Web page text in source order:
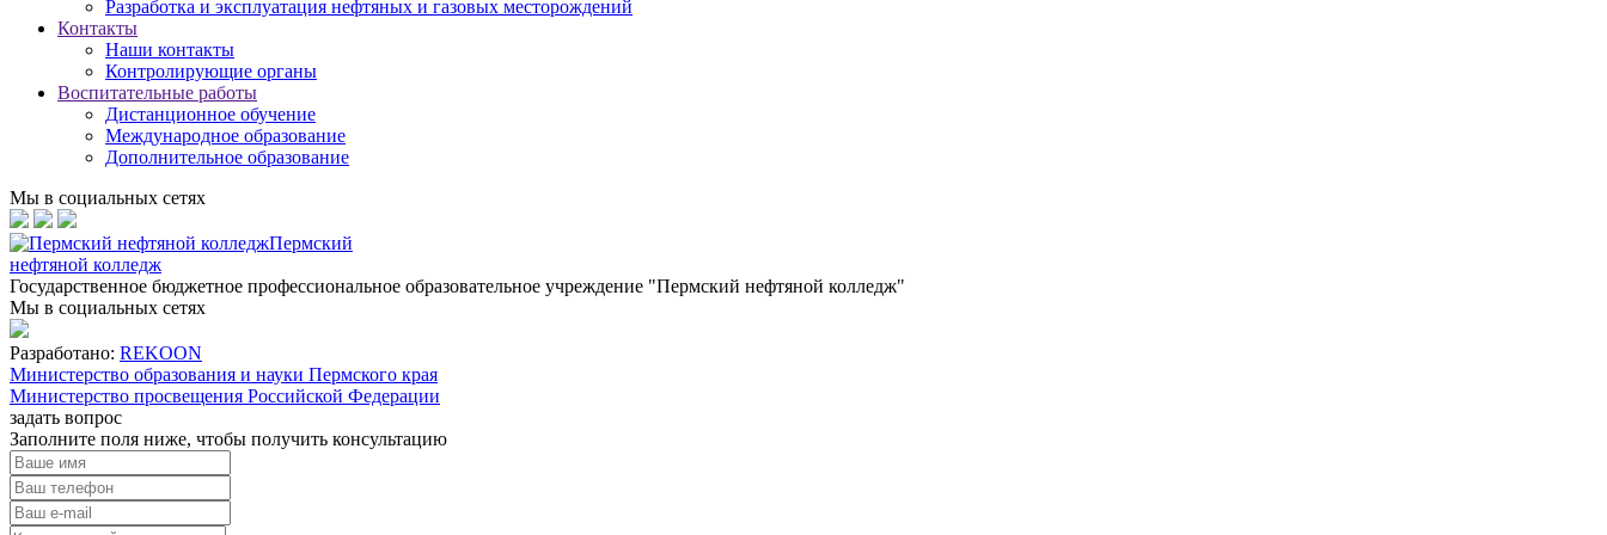
Разработка и эксплуатация нефтяных и газовых месторождений
Контакты
Наши контакты
Контролирующие органы
Воспитательные работы
Дистанционное обучение
Международное образование
Дополнительное образование
Мы в социальных сетях
Пермский
нефтяной колледж
Государственное бюджетное профессиональное образовательное учреждение "Пермский нефтяной колледж"
Мы в социальных сетях
Разработано: REKOON
Министерство образования и науки Пермского края
Министерство просвещения Российской Федерации
задать вопрос
Заполните поля ниже, чтобы получить консультацию